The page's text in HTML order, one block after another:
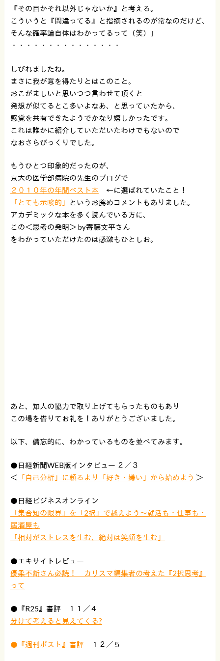
『その目かそれ以外じゃないか』と考える。
こういうと『間違ってる』と指摘されるのが常なのだけど、
そんな確率論自体はわかってるって（笑）」
・・・・・・・・・・・・・・・
しびれましたね。
まさに我が意を得たりとはこのこと。
おこがましいと思いつつ言わせて頂くと
発想が似てるとこ多いよなあ、と思っていたから、
感覚を共有できたようでかなり嬉しかったです。
これは誰かに紹介していただいたわけでもないので
なおさらびっくりでした。
もうひとつ印象的だったのが、
京大の医学部病院の先生のブログで
２０１０年の年間ベスト本 ←に選ばれていたこと！
「とても示唆的」
というお薦めコメントもありました。
アカデミックな本を多く読んでいる方に、
この＜思考の発明＞ by寄藤文平さん
をわかっていただけたのは感激もひとしお。
あと、知人の協力で取り上げてもらったものもあり
この場を借りてお礼を！ありがとうございました。
以下、備忘的に、わかっているものを並べてみます。
●日経新聞WEB版インタビュー ２／３
＜ 「自己分析」に頼るより「好き・嫌い」から始めよう ＞
●日経ビジネスオンライン
「集合知の限界」を「2択」で越えよう〜就活も・仕事も・
居酒屋も
「相対がストレスを生む、絶対は笑顔を生む」
●エキサイトレビュー
優柔不断さん必読！ カリスマ編集者の考えた『2択思考』
って
●『R25』書評 １１／４
分けて考えると見えてくる?
●『週刊ポスト』書評１２／５